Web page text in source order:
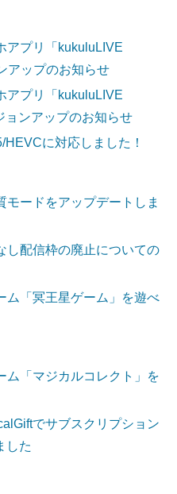
アプリ「kukuluLIVE
アップのお知らせ
アプリ「kukuluLIVE
ョンアップのお知らせ
HEVCに対応しました！
モードをアップデートしま
し配信枠の廃止についての
ム「冥王星ゲーム」を遊べ
ム「マジカルコレクト」を
でサブスクリプション
した